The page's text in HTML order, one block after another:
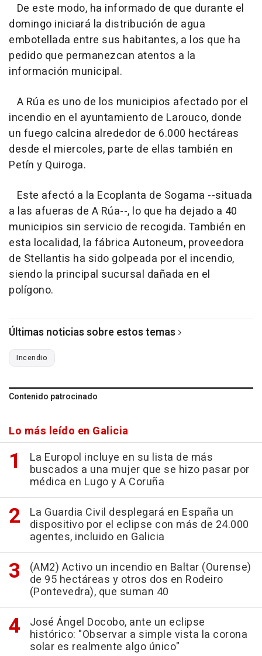
De este modo, ha informado de que durante el
domingo iniciará la distribución de agua
embotellada entre sus habitantes, a los que ha
pedido que permanezcan atentos a la
información municipal.
A Rúa es uno de los municipios afectado por el
incendio en el ayuntamiento de Larouco, donde
un fuego calcina alrededor de 6.000 hectáreas
desde el miercoles, parte de ellas también en
Petín y Quiroga.
Este afectó a la Ecoplanta de Sogama --situada
a las afueras de A Rúa--, lo que ha dejado a 40
municipios sin servicio de recogida. También en
esta localidad, la fábrica Autoneum, proveedora
de Stellantis ha sido golpeada por el incendio,
siendo la principal sucursal dañada en el
polígono.
Últimas noticias sobre estos temas
Incendio
Contenido patrocinado
Lo más leído en Galicia
La Europol incluye en su lista de más
buscados a una mujer que se hizo pasar por
médica en Lugo y A Coruña
La Guardia Civil desplegará en España un
dispositivo por el eclipse con más de 24.000
agentes, incluido en Galicia
(AM2) Activo un incendio en Baltar (Ourense)
de 95 hectáreas y otros dos en Rodeiro
(Pontevedra), que suman 40
José Ángel Docobo, ante un eclipse
histórico: "Observar a simple vista la corona
solar es realmente algo único"